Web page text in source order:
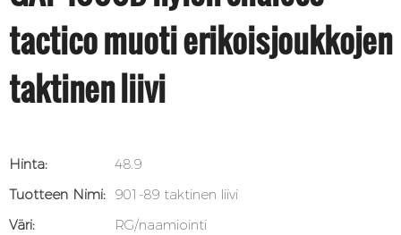
tactico muoti erikoisjoukkojen
taktinen liivi
Hinta:
48.9
Tuotteen Nimi: 901-89 taktinen liivi
Väri:
RG/naamiointi